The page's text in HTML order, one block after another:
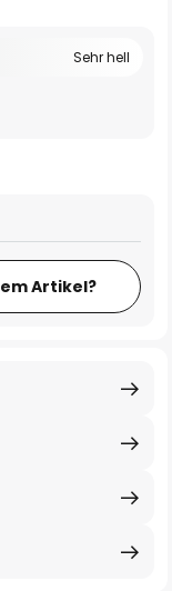
Sehr hell
Artikel?